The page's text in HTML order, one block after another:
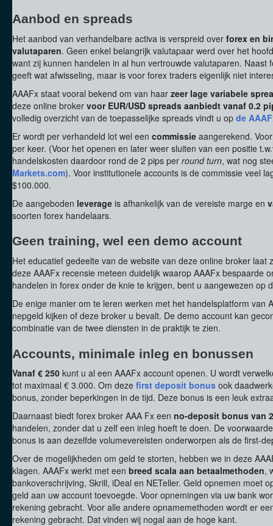
Aanbod en spreads
Het aanbod van verhandelbare activa is verspreid over forex en
valutaparen. Geen enkel belangrijk valutapaar werd over het
want zij kunnen handelen in al hun vertrouwde valutaparen.
geeft wat afwisseling, maar is voor forex traders eigenlijk niet
AAAFx staat vooral bekend om van haar zeer lage variabele
deze online broker voor EUR/USD spreads aanbiedt vanaf 0.2
volledig overzicht van de toepasselijke spreads vindt u op de
Er wordt per verhandeld lot wel een commissie aangerekend.
per keer. (Voor het openen en later weer sluiten van een positie
handelskosten daardoor rond de 2 pips per round turn, wat nog
Markets.com). Voor institutionele accounts is de commissie veel
$100.000.
De aangeboden leverage is afhankelijk van de vereiste marge en
soorten forex handelaars.
Geen training, wel een demo account
Het educatief gedeelte van de website van deze online broker
deze AAAFx recensie meteen duidelijk waarop AAAFx
handelen in forex onder de knie te krijgen, bent u aangewezen
De enige manier om te leren werken met het handelsplatform van
nepgeld kijken of deze broker u bevalt. De demo account kan
combinatie van de twee diensten in de praktijk te zien.
Accounts, minimale inleg en bonussen
Vanaf € 250 kunt u al een AAAFx account openen. U wordt
tot maximaal € 3.000. Om deze first deposit bonus ook
bonus, zonder beperkingen in de tijd. Deze bonus is een leuk
Daarnaast biedt forex broker AAA Fx een no-deposit bonus van
handelen, zonder dat u zelf een inleg hoeft te doen. De
bonus is aan dezelfde volumevereisten onderworpen als de first-
Over de mogelijkheden om geld te storten, hebben we in deze
klagen. AAAFx werkt met een breed scala aan betaalmethoden,
bankoverschrijving, Skrill, iDeal en NETeller. Geld opnemen moet
geld aan uw account toevoegde. Voor opnemingen via uw bank
rekening gebracht. Voor alle andere opnamemethoden wordt er
rekening gebracht. Dat vinden wij nogal aan de hoge kant.